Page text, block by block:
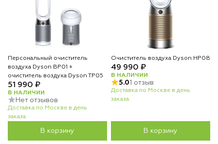
Персональный очиститель
воздуха Dyson BP01 +
очиститель воздуха Dyson TP05
51 990 ₽
В НАЛИЧИИ
Нет отзывов
Доставка по Москве в день
заказа.
В корзину
Очиститель воздуха Dyson HP08
49 990 ₽
В НАЛИЧИИ
5.01 отзыв
Доставка по Москве в день
заказа.
В корзину